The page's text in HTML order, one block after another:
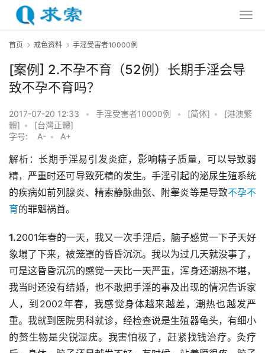
首页 戒色资料 手淫受害者10000例
[案例] 2.不孕不育（52例）长期手淫会导
致不孕不育吗？
2017-07-20 12:33 • 手淫受害者10000例 • [简体] •
[港澳繁
體] •
[台灣正體]
字号:
A- • A+
解析：长期手淫易引发炎症，影响精子质量，可以导致弱
精，严重时还可导致死精的发生。手淫引起的泌尿生殖系统
的疾病如前列腺炎、精索静脉曲张、附睾炎等是导致不孕不
育的罪魁祸首。
1.2001年春的一天，我又一次手淫后，脑子感觉一下子天好
象塌了下来，被笼罩的昏昏沉沉。我以为过几天就没事了，
可是这昏昏沉沉的感觉一天比一天严重，浑身还潮热不堪，
我当时还没有结婚，也不敢把手淫的事及出现的情况告诉家
人，到2002年春，我感觉身体越来越差，潮热也越发严
重。我就到医院男科就诊，经检查说是生殖器龟头，有细小
的赘生物是尖锐湿疣。我害怕极了，赶紧找钱治疗。灸疗